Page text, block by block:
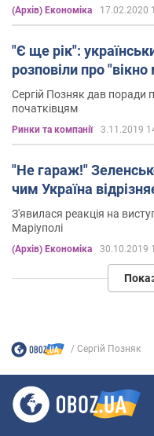
(Архів) Економіка 17.02.2020
"Є ще рік":
розповіли про
Сергій Позняк дав поради
початківцям
Ринки та компанії 3.11.2019
"Не гараж!"
чим Україна
З'явилася реакція на
Маріуполі
(Архів) Економіка 30.10.2019
Сергій Позняк